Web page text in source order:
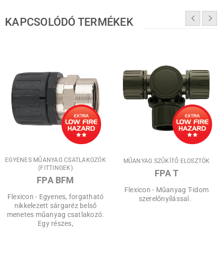
MBP 117550
110 mm
75 mm
KAPCSOLÓDÓ TERMÉKEK
EGYENES MŰANYAG CSATLAKOZÓK
(FITTINGEK)
FPA BFM
Flexicon - Egyenes, forgatható
nikkelezett sárgaréz belső
menetes műanyag csatlakozó.
Egy részes,
MŰANYAG SZŰKÍTŐ ELOSZTÓK
FPA T
Flexicon - Műanyag T-idom
szerelőnyílással.